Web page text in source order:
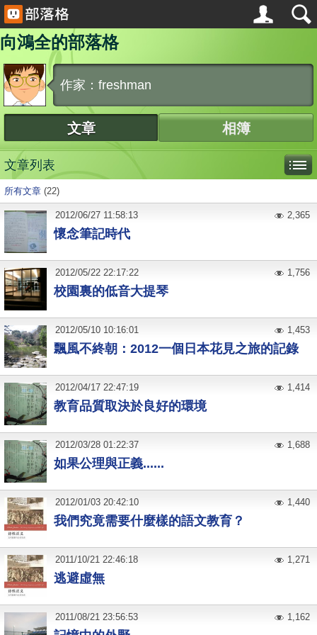
向鴻全的部落格
作家：freshman
文章 相簿
文章列表
所有文章 (22)
懷念筆記時代
2012/06/27 11:58:13 2,365
校園裏的低音大提琴
2012/05/22 22:17:22 1,756
飄風不終朝：2012一個日本花見之旅的記錄
2012/05/10 10:16:01 1,453
教育品質取決於良好的環境
2012/04/17 22:47:19 1,414
如果公理與正義......
2012/03/28 01:22:37 1,688
我們究竟需要什麼樣的語文教育？
2012/01/03 20:42:10 1,440
逃避虛無
2011/10/21 22:46:18 1,271
2011/08/21 23:56:53 1,162